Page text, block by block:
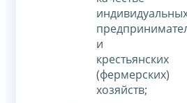
и
крестьянских
(фермерских)
хозяйств;